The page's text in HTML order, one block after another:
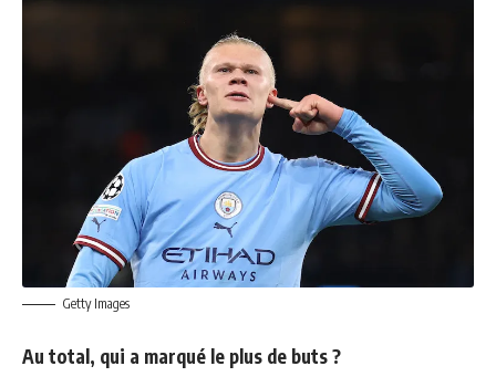
Getty Images
Au total, qui a marqué le plus de buts ?